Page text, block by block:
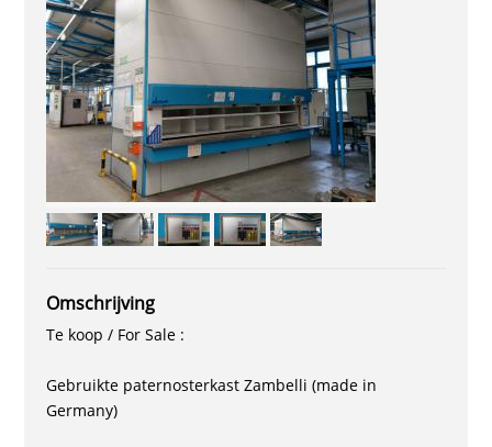
Omschrijving
Te koop / For Sale :
Gebruikte paternosterkast Zambelli (made in
Germany)